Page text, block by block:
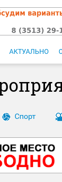
АКТУАЛЬНО
Спорт